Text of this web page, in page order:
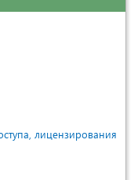
лицензирования